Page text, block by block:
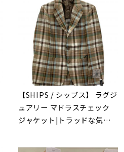
【SHIPS / シップス】 ラグジ
ュアリー マドラスチェック
ジャケット|トラッドな気品を
ラスチェックジャケットが本